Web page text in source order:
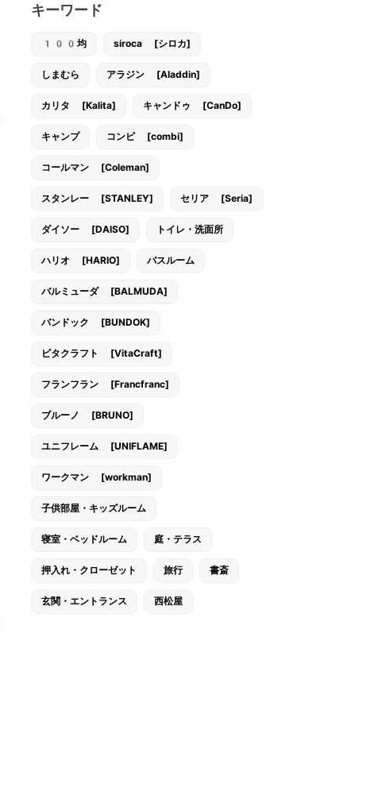
キーワード
100均 siroca [シロカ]
しまむら アラジン [Aladdin]
カリタ [Kalita] キャンドゥ [CanDo]
キャンプ コンビ [combi]
コールマン [Coleman]
スタンレー [STANLEY] セリア [Seria]
ダイソー [DAISO] トイレ・洗面所
ハリオ [HARIO] バスルーム
バルミューダ [BALMUDA]
バンドック [BUNDOK]
ビタクラフト [VitaCraft]
フランフラン [Francfranc]
ブルーノ [BRUNO]
ユニフレーム [UNIFLAME]
ワークマン [workman]
子供部屋・キッズルーム
寝室・ベッドルーム 庭・テラス
押入れ・クローゼット 旅行 書斎
玄関・エントランス 西松屋